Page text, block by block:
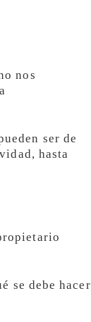
nos
ser de
hasta
se debe hacer